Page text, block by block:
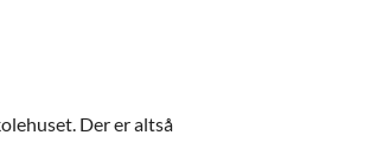
Der er altså